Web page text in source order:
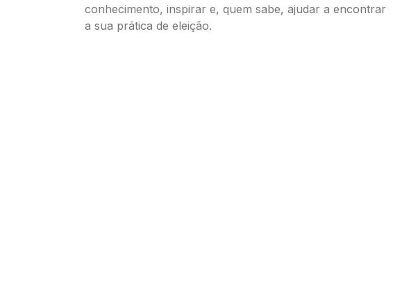
conhecimento, inspirar e, quem sabe, ajudar a encontrar
a sua prática de eleição.